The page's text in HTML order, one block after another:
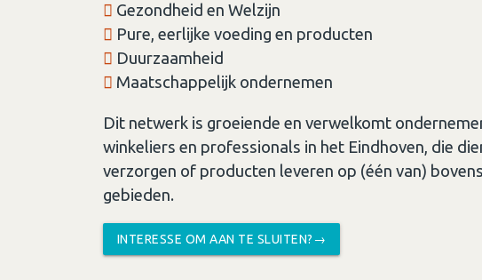
Gezondheid en Welzijn
Pure, eerlijke voeding en producten
Duurzaamheid
Maatschappelijk ondernemen
Dit netwerk is groeiende en verwelkomt
winkeliers en professionals in het Eindhoven, die
verzorgen of producten leveren op (één van)
gebieden.
INTERESSE OM AAN TE SLUITEN?→